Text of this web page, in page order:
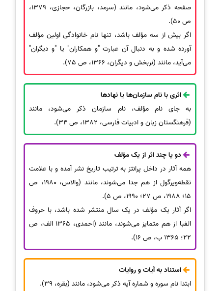
صفحه ذکر می‌شود، مانند (سرمد، بازرگان، حجازی، 1379،
ص 50).
اگر بیش از سه مؤلف باشد، تنها نام خانوادگی اولین مؤلف
آورده شده و به دنبال آن عبارت "و همکاران" یا "و دیگران"
می‌آید، مانند (نربخش و دیگران، 1366، ص 75).
اثری با نام سازمان‌ها یا نهادها
به جای نام مؤلف، نام سازمان ذکر می‌شود، مانند
(فرهنگستان زبان و ادبیات فارسی، 1382، ص 34).
دو یا چند اثر از یک مؤلف
همه آثار در داخل پرانتز به ترتیب تاریخ نشر آمده و با علامت
نقطه‌ویرگول از هم جدا می‌شوند، مانند (والاس، 1980، ص
15؛ 1988، ص 27؛ 1990، ص 5).
اگر آثار یک مؤلف در یک سال منتشر شده باشد، با حروف
الفبا از هم متمایز می‌شوند، مانند (احمدی، 1365 الف، ص
22؛ 1365 ب، ص 16).
استناد به آیات و روایات
ابتدا نام سوره و شماره آیه ذکر می‌شود، مانند (بقره، 39).